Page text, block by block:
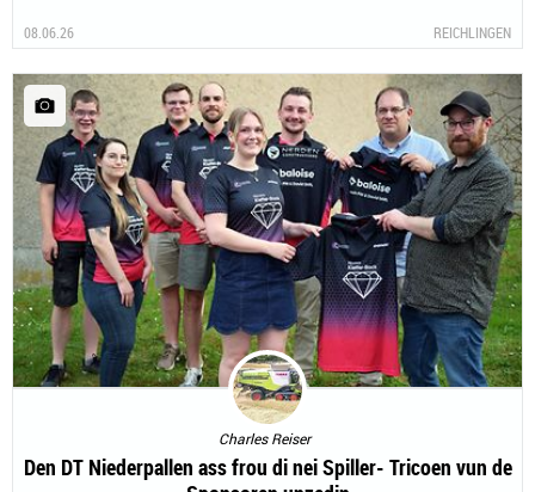
08.06.26 REICHLINGEN
Charles Reiser
Den DT Niederpallen ass frou di nei Spiller- Tricoen vun de